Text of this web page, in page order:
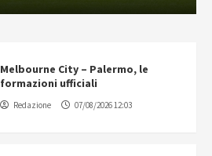
Melbourne City – Palermo, le
formazioni ufficiali
Redazione 07/08/2026 12:03